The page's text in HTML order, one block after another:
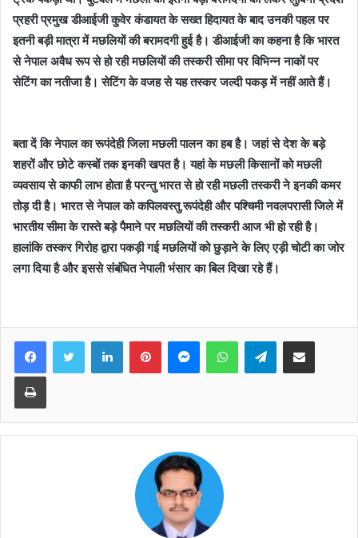
प्रहरी प्रमुख डीआईजी कुवेर कंडायत के सख्त हिदायत के बाद उनकी पहल पर
इतनी बड़ी मात्रा में मछलियों की बरामदगी हुई है। डीआईजी का कहना है कि भारत
से नेपाल अवैध रूप से हो रही मछलियों की तस्करी सीमा पर विभिन्न नाकों पर
सेटिंग का नतीजा है। सेटिंग के वजह से यह तस्कर जल्दी पकड़ में नहीं आते हैं।
बता दें कि नेपाल का रूपंदेही जिला मछली पालन का हब है। जहां से देश के बड़े
शहरों और छोटे कस्बों तक इनकी खपत है। यहां के मछली किसानों को मछली
व्यवसाय से काफी लाभ होता है परन्तु भारत से हो रही मछली तस्करी ने इनकी कमर
तोड़ दी है। भारत से नेपाल को कपिलवस्तु,रूपंदेही और पश्चिमी नवलपरासी जिले में
भारतीय सीमा के रास्ते बड़े पैमाने पर मछलियों की तस्करी आज भी हो रही है।
हालांकि तस्कर गिरोह द्वारा पकड़ी गई मछलियों को छुड़ाने के लिए एड़ी चोटी का जोर
लगा दिया है और इससे संबंधित नेपाली भंसार का बिल दिखा रहे हैं।
FacebookTwitter LinkedInPinterestMessengerWhatsAppTelegramShare via Email
Print